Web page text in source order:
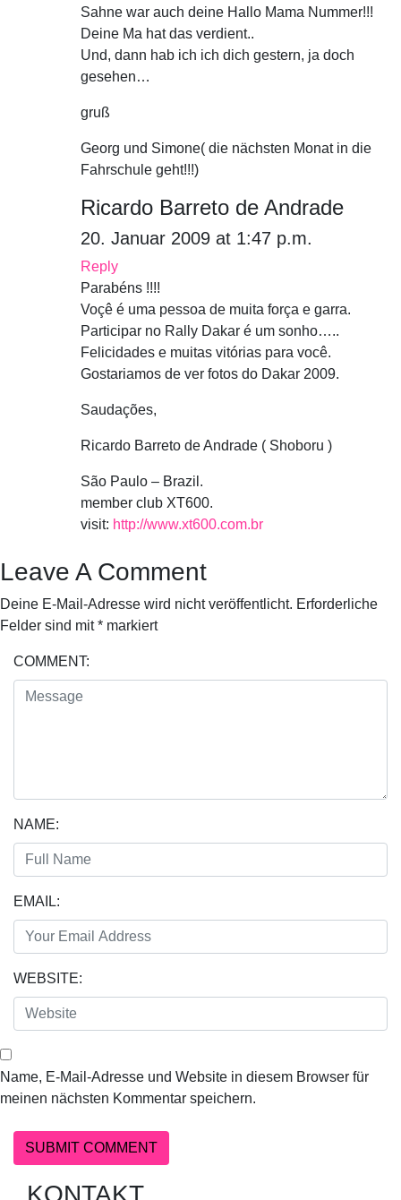
Sahne war auch deine Hallo Mama Nummer!!!
Deine Ma hat das verdient..
Und, dann hab ich ich dich gestern, ja doch
gesehen…
gruß
Georg und Simone( die nächsten Monat in die
Fahrschule geht!!!)
Ricardo Barreto de Andrade
20. Januar 2009 at 1:47 p.m.
Reply
Parabéns !!!!
Voçê é uma pessoa de muita força e garra.
Participar no Rally Dakar é um sonho…..
Felicidades e muitas vitórias para você.
Gostariamos de ver fotos do Dakar 2009.
Saudações,
Ricardo Barreto de Andrade ( Shoboru )
São Paulo – Brazil.
member club XT600.
visit: http://www.xt600.com.br
Leave A Comment
Deine E-Mail-Adresse wird nicht veröffentlicht. Erforderliche
Felder sind mit* markiert
COMMENT:
NAME:
EMAIL:
WEBSITE:
Name, E-Mail-Adresse und Website in diesem Browser für
meinen nächsten Kommentar speichern.
KONTAKT